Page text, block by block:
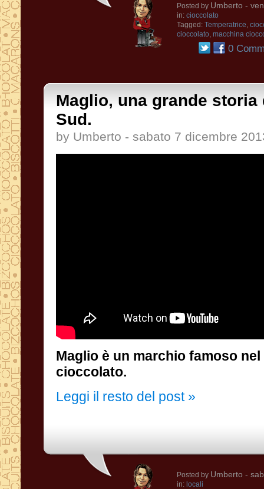
Posted by Umberto -
in: cioccolato
Tagged: Temperatrice,
cioccolato, macchina
0
Maglio, una grande
Sud.
by Umberto - sabato 7 dicembre
Maglio è un marchio famoso
cioccolato.
Leggi il resto del post »
Posted by Umberto -
in: locali